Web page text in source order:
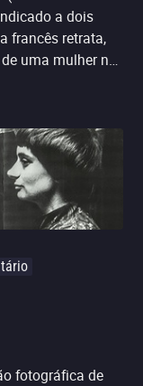
a dois
francês retrata,
uma mulher na
duros códigos
de reflexão
era um
fotográfica de